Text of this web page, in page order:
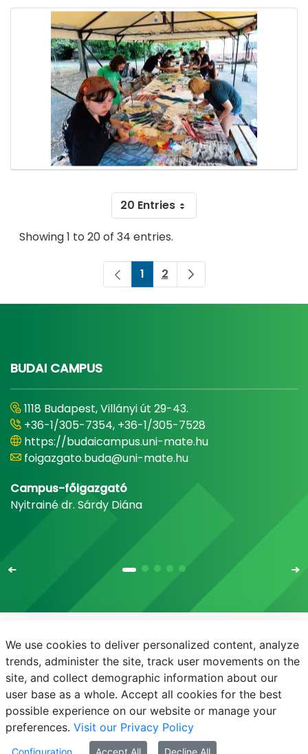
20 Entries
Showing 1 to 20 of 34 entries.
Page
1 Page
2
BUDAI CAMPUS
1118 Budapest, Villányi út 29-43.
+36-1/305-7354, +36-1/305-7528
https://budaicampus.uni-mate.hu
foigazgato.buda@uni-mate.hu
Campus-főigazgató
Nyitrainé dr. Sárdy Diána
E-mail Telefonkönyv NEPTUN
E-learning
Bejelentkezés
Adatvédelem
We use cookies to deliver personalized content, analyze
trends, administer the site, track user movements on the
site, and collect demographic information about our
user base as a whole. Accept all cookies for the best
possible experience on our website or manage your
preferences. Visit our Privacy Policy
Configuration Accept All Decline All